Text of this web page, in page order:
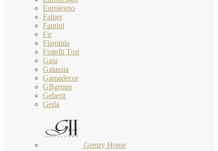
Eurolegno
Falper
Fantini
Fir
Flaminia
Fratelli Tosi
Gaia
Galassia
Gamadecor
GBgroup
Geberit
Geda
Gentry Home